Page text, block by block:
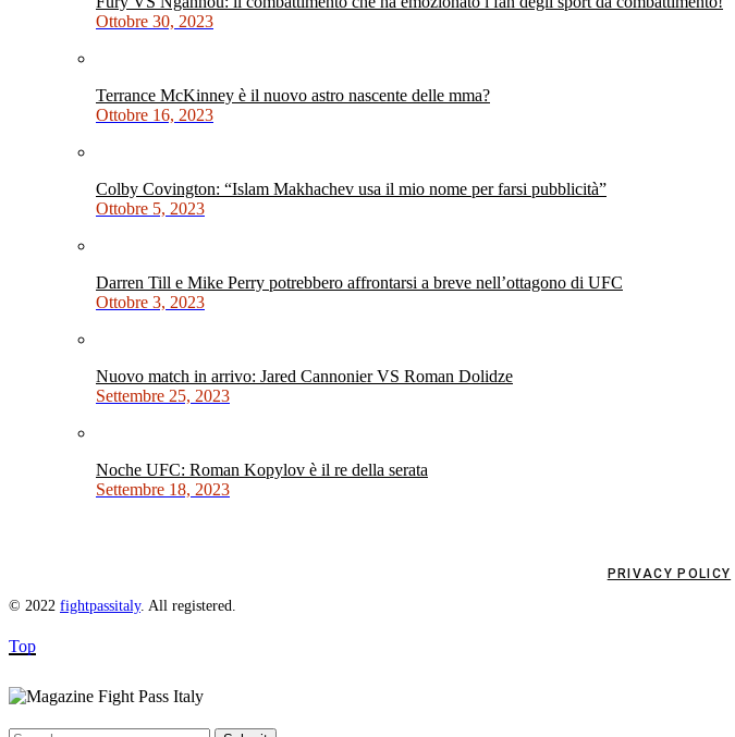
Ottobre 30, 2023
Terrance McKinney è il nuovo astro nascente delle mma?
Ottobre 16, 2023
Colby Covington: “Islam Makhachev usa il mio nome per farsi pubblicità”
Ottobre 5, 2023
Darren Till e Mike Perry potrebbero affrontarsi a breve nell’ottagono di UFC
Ottobre 3, 2023
Nuovo match in arrivo: Jared Cannonier VS Roman Dolidze
Settembre 25, 2023
Noche UFC: Roman Kopylov è il re della serata
Settembre 18, 2023
PRIVACY POLICY
© 2022 fightpassitaly. All registered.
Top